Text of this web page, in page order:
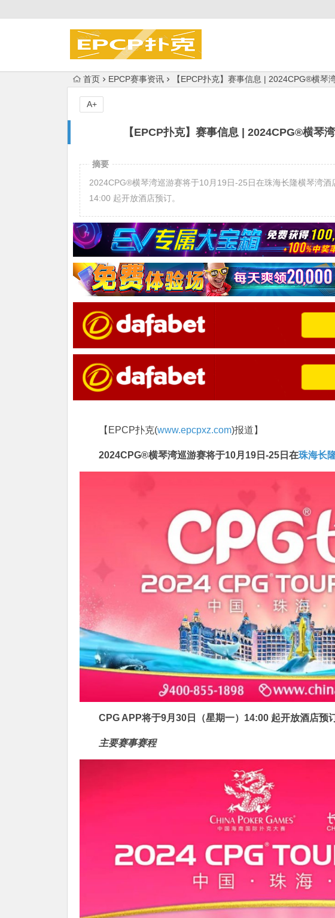
首页 EPCP赛事资讯 【EPCP扑克】赛事信息 | 2024CPG®横琴
【EPCP扑克】赛事信息 | 2024CPG®横琴
A+
摘要
2024CPG®️横琴湾巡游赛将于10月19日-25日在珠海长隆横琴湾酒
14:00 起开放酒店预订。
【EPCP扑克(www.epcpxz.com)报道】
2024CPG®️横琴湾巡游赛将于10月19日-25日在珠海长
CPG APP将于9月30日（星期一）14:00 起开放酒店预
主要赛事赛程